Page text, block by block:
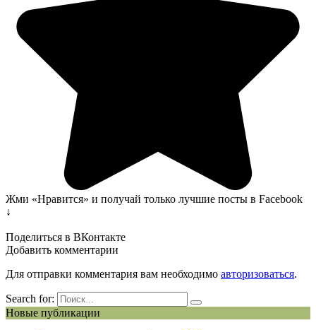
Жми «Нравится» и получай только лучшие посты в Facebook
↓
Поделиться в ВКонтакте
Добавить комментарии
Для отправки комментария вам необходимо авторизоваться.
Search for:
Новые публикации